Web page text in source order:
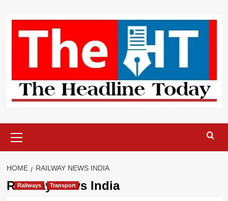
content
Menu
HOME RAILWAY NEWS INDIA
Railway News India
Railways Transport